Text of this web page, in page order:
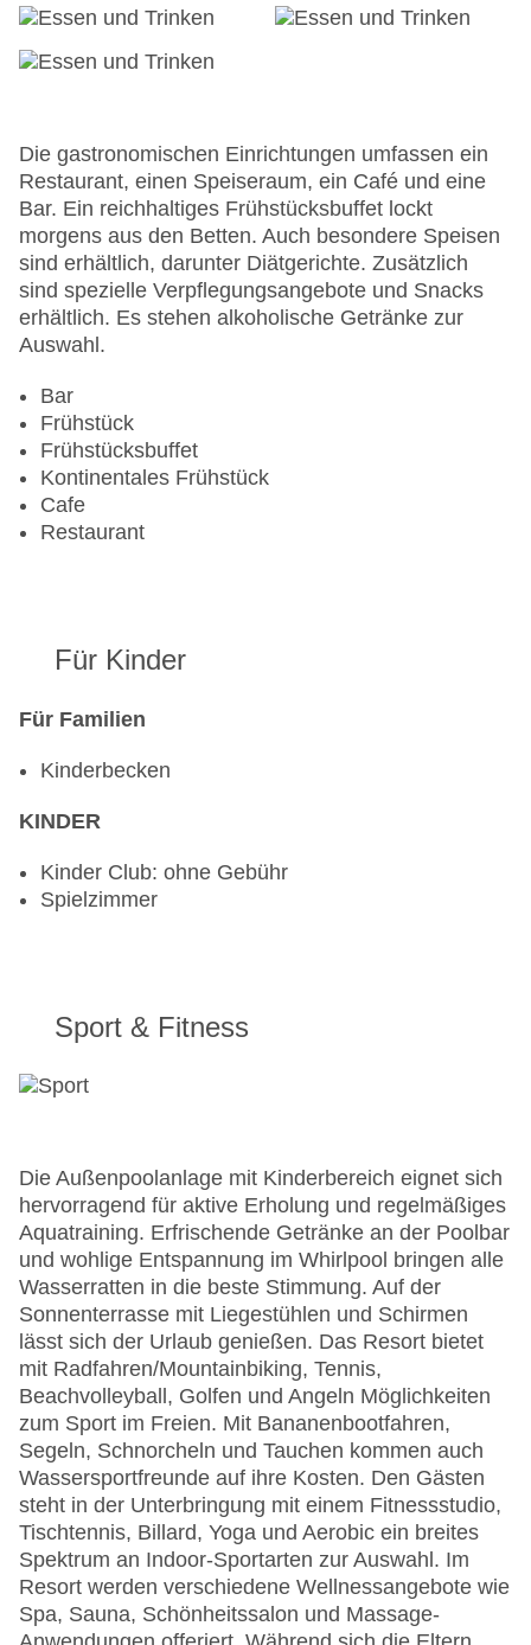
Konferenzraum
Garten: ohne Gebühr
Lift
Minimarkt
Anzahl der Konferenzräume: 1
Anzahl der Aufzüge: 4
Zimmerservice
Sonnenterrasse
Gesamtanzahl der Stockwerke: 3
Gesamtanzahl der Zimmer: 294
Sonnenschirme am Pool, Liegen am Pool
Zahlungsarten: American Express, Diners Club,
Mastercard, Visa
Landeskategorie: 5 Sterne
Die gastronomischen Einrichtungen umfassen ein
Restaurant, einen Speiseraum, ein Café und eine
Bar. Ein reichhaltiges Frühstücksbuffet lockt
morgens aus den Betten. Auch besondere Speisen
sind erhältlich, darunter Diätgerichte. Zusätzlich
sind spezielle Verpflegungsangebote und Snacks
erhältlich. Es stehen alkoholische Getränke zur
Auswahl.
Bar
Frühstück
Frühstücksbuffet
Kontinentales Frühstück
Cafe
Restaurant
Für Kinder
Für Familien
Kinderbecken
KINDER
Kinder Club: ohne Gebühr
Spielzimmer
Sport & Fitness
Die Außenpoolanlage mit Kinderbereich eignet sich
hervorragend für aktive Erholung und regelmäßiges
Aquatraining. Erfrischende Getränke an der Poolbar
und wohlige Entspannung im Whirlpool bringen alle
Wasserratten in die beste Stimmung. Auf der
Sonnenterrasse mit Liegestühlen und Schirmen
lässt sich der Urlaub genießen. Das Resort bietet
mit Radfahren/Mountainbiking, Tennis,
Beachvolleyball, Golfen und Angeln Möglichkeiten
zum Sport im Freien. Mit Bananenbootfahren,
Segeln, Schnorcheln und Tauchen kommen auch
Wassersportfreunde auf ihre Kosten. Den Gästen
steht in der Unterbringung mit einem Fitnessstudio,
Tischtennis, Billard, Yoga und Aerobic ein breites
Spektrum an Indoor-Sportarten zur Auswahl. Im
Resort werden verschiedene Wellnessangebote wie
Spa, Sauna, Schönheitssalon und Massage-